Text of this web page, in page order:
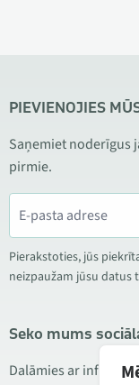
PIEVIENOJIES
Saņemiet noderīgus
pirmie.
Pierakstoties, jūs
neizpaužam jūsu datus
Seko mums
Dalāmies ar